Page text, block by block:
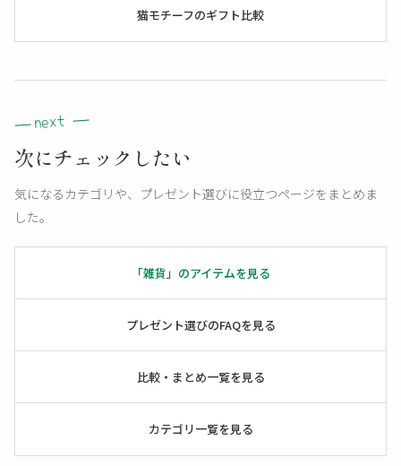
猫モチーフのギフト比較
次にチェックしたい
気になるカテゴリや、プレゼント選びに役立つページをまとめま
した。
「雑貨」のアイテムを見る
プレゼント選びのFAQを見る
比較・まとめ一覧を見る
カテゴリ一覧を見る